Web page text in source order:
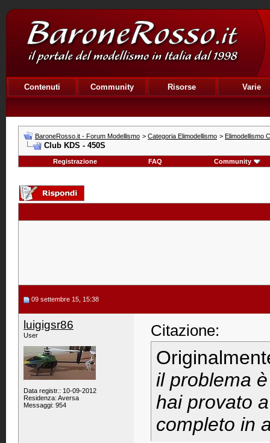
Contenuti Community Risorse Varie
BaroneRosso.it - Forum Modellismo > Categoria Elimodellismo > Elimodellismo
Club KDS - 450S
Registrazione FAQ Community
09 settembre 15, 15:38
luigigsr86
User
Data registr.: 10-09-2012
Residenza: Aversa
Messaggi: 954
Citazione:
il problema
hai provato
completo in